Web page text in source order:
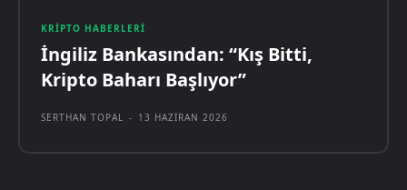
KRIPTO HABERLERI
İngiliz Bankasından: “Kış Bitti,
Kripto Baharı Başlıyor”
SERTHAN TOPAL - 13 HAZIRAN 2026